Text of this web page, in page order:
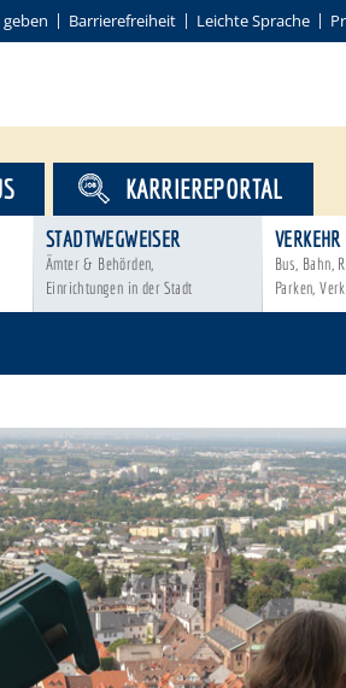
Barrierefreiheit Leichte Sprache
STADTWEGWEISER
Ämter & Behörden,
Einrichtungen in der Stadt
VERKEHR
Bus, Bahn,
Parken,
KARRIEREPORTAL